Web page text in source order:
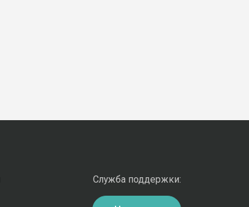
Служба поддержки: